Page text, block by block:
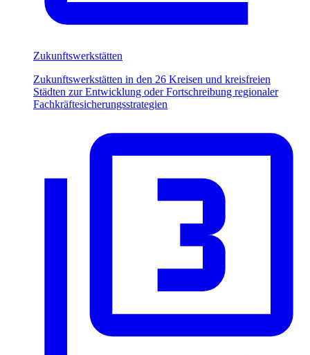
Zukunftswerkstätten
Zukunftswerkstätten in den 26 Kreisen und kreisfreien
Städten zur Entwicklung oder Fortschreibung regionaler
Fachkräftesicherungsstrategien